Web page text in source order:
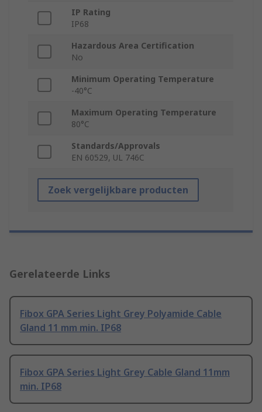
IP Rating
IP68
Hazardous Area Certification
No
Minimum Operating Temperature
-40°C
Maximum Operating Temperature
80°C
Standards/Approvals
EN 60529, UL 746C
Zoek vergelijkbare producten
Gerelateerde Links
Fibox GPA Series Light Grey Polyamide Cable
Gland 11 mm min. IP68
Fibox GPA Series Light Grey Cable Gland 11mm
min. IP68